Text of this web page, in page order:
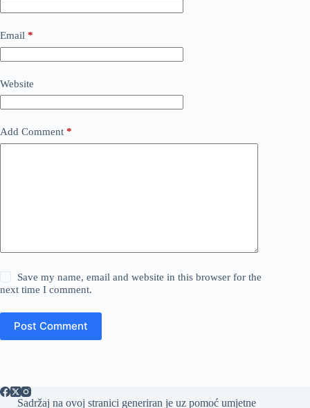
Email *
Website
Add Comment *
Save my name, email and website in this browser for the
next time I comment.
Post Comment
Sadržaj na ovoj stranici generiran je uz pomoć umjetne